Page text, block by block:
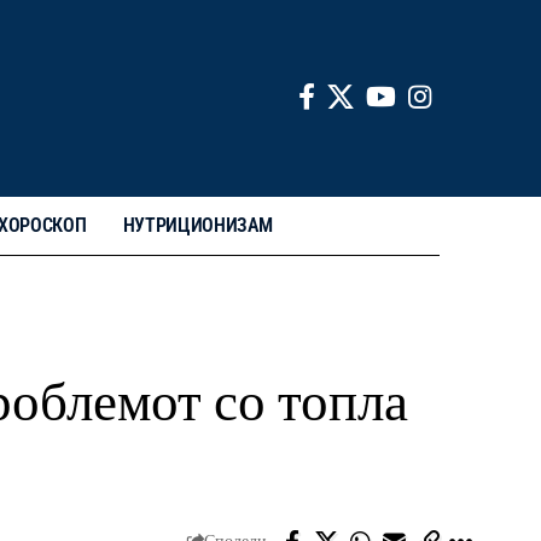
НУТРИЦИОНИЗАМ
со топла